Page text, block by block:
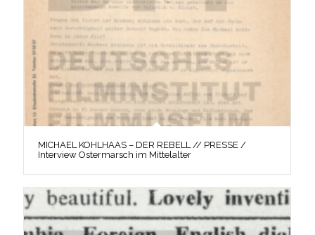
MICHAEL KOHLHAAS – DER REBELL // PRESSE /
Interview Ostermarsch im Mittelalter